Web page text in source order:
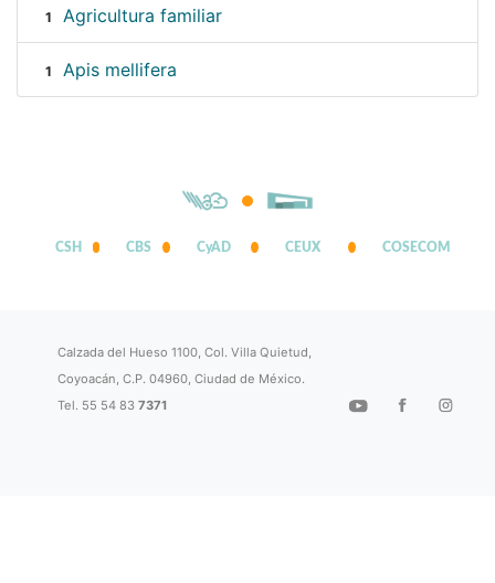
1 Agricultura familiar
1 Apis mellifera
CSH CBS CyAD CEUX COSECOM
Calzada del Hueso 1100, Col. Villa Quietud,
Coyoacán, C.P. 04960, Ciudad de México.
Tel. 55 54 837371